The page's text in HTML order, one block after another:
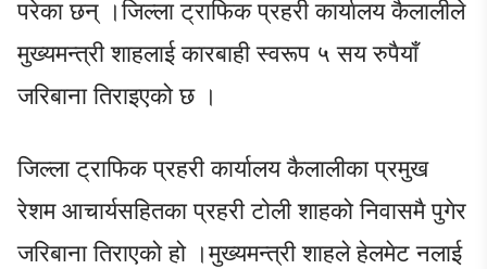
परेका छन् ।जिल्ला ट्राफिक प्रहरी कार्यालय कैलालीले
मुख्यमन्त्री शाहलाई कारबाही स्वरूप ५ सय रुपैयाँ
जरिबाना तिराइएको छ ।
जिल्ला ट्राफिक प्रहरी कार्यालय कैलालीका प्रमुख
रेशम आचार्यसहितका प्रहरी टोली शाहको निवासमै पुगेर
जरिबाना तिराएको हो ।मुख्यमन्त्री शाहले हेलमेट नलाई